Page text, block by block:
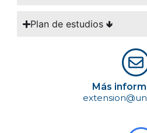
Plan de estudios 🢃
Más